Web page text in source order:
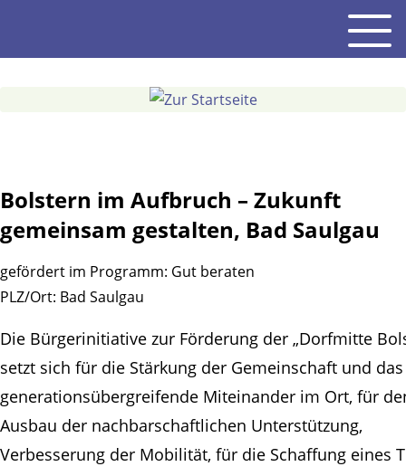
Inhalt
Bolstern im Aufbruch – Zukunft
gemeinsam gestalten, Bad Saulgau
gefördert im Programm: Gut beraten
PLZ/Ort: Bad Saulgau
Die Bürgerinitiative zur Förderung der „Dorfmitte
setzt sich für die Stärkung der Gemeinschaft und das
generationsübergreifende Miteinander im Ort, für
Ausbau der nachbarschaftlichen Unterstützung,
Verbesserung der Mobilität, für die Schaffung eines